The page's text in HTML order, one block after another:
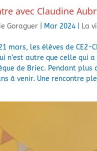
avec Claudine
Goraguer Mar 2024 La
mars, les élèves de CE2-
n’est autre que celle qui
de Briec. Pendant plus
à venir. Une rencontre